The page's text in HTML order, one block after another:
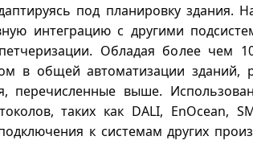
под планировку здания.
интеграцию с другими
Обладая более чем
в общей автоматизации зданий,
перечисленные выше.
таких как DALI, EnOcean,
к системам других